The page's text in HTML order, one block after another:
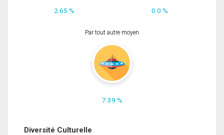
2.65 % 0.0 %
Par tout autre moyen
7.39 %
Diversité Culturelle